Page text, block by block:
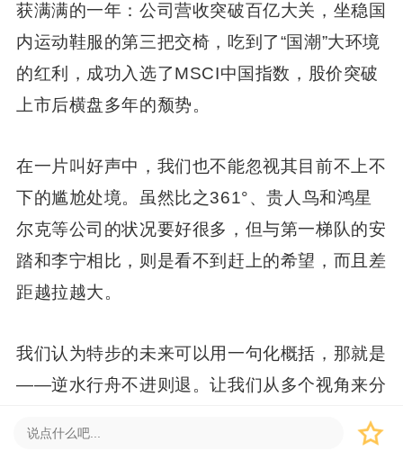
获满满的一年：公司营收突破百亿大关，坐稳国
内运动鞋服的第三把交椅，吃到了“国潮”大环境
的红利，成功入选了MSCI中国指数，股价突破
上市后横盘多年的颓势。
在一片叫好声中，我们也不能忽视其目前不上不
下的尴尬处境。虽然比之361°、贵人鸟和鸿星
尔克等公司的状况要好很多，但与第一梯队的安
踏和李宁相比，则是看不到赶上的希望，而且差
距越拉越大。
我们认为特步的未来可以用一句化概括，那就是
——逆水行舟不进则退。让我们从多个视角来分